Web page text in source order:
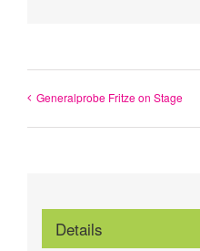
Generalprobe Fritze on Stage
Details